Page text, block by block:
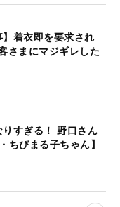
】着衣即を要求され
さまにマジギレした
すぎる！ 野口さん
ちびまる子ちゃん】